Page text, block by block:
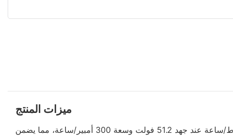
ميزات المنتج
بطارية فوكستك الليثيومية بسعة 15 كيلوواط/ساعة، من إنتاج كبرى شركات تصنيع بطاريات الليثيوم، توفر سعة عالية تبلغ 15360 واط/ساعة عند جهد 51.2 فولت وسعة 300 أمبير/ساعة، مما يضمن